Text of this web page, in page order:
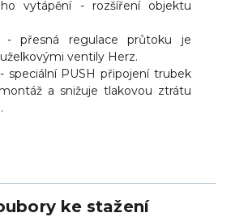
vytápění - rozšíření objektu
- přesná regulace průtoku je
ventily Herz.
- speciální PUSH připojení trubek
a snižuje tlakovou ztrátu
ke stažení